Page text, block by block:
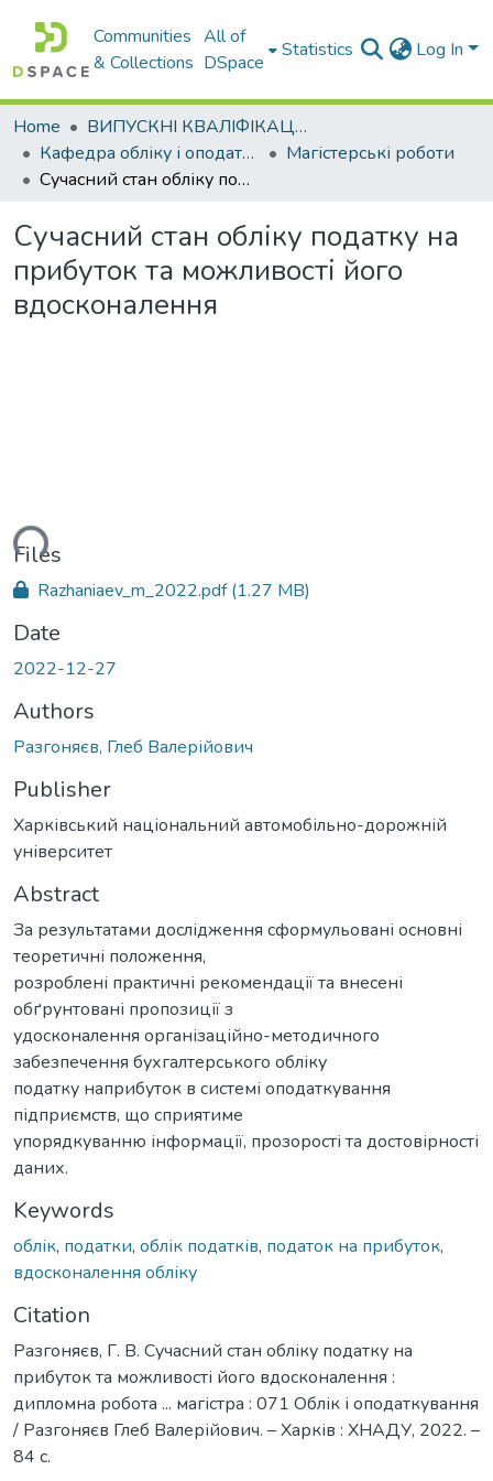
Communities
& Collections
All of
DSpace
Statistics Log In
Home
ВИПУСКНІ КВАЛІФІКАЦІЙНІ РОБОТИ
Кафедра обліку і оподаткування
Магістерські роботи
Cучасний стан обліку податку на прибуток та можливості його вдосконалення
Cучасний стан обліку податку на
прибуток та можливості його
вдосконалення
Files
Razhaniaev_m_2022.pdf(1.27 MB)
Date
2022-12-27
Authors
Разгоняєв, Глеб Валерійович
Publisher
Харківський національний автомобільно-дорожній
університет
Abstract
За результатами дослідження сформульовані основні
теоретичні положення,
розроблені практичні рекомендації та внесені
обґрунтовані пропозиції з
удосконалення організаційно-методичного
забезпечення бухгалтерського обліку
податку наприбуток в системі оподаткування
підприємств, що сприятиме
упорядкуванню інформації, прозорості та достовірності
даних.
Keywords
облік, податки, облік податків, податок на прибуток,
вдосконалення обліку
Citation
Разгоняєв, Г. В. Cучасний стан обліку податку на
прибуток та можливості його вдосконалення :
дипломна робота ... магістра : 071 Облік і оподаткування
/ Разгоняєв Глеб Валерійович. – Харків : ХНАДУ, 2022. –
84 с.